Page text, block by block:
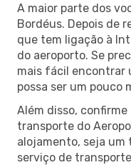
A maior parte dos
Bordéus. Depois de
que tem ligação à
do aeroporto. Se
mais fácil encontrar
possa ser um pouco
Além disso,
transporte do
alojamento, seja um
serviço de